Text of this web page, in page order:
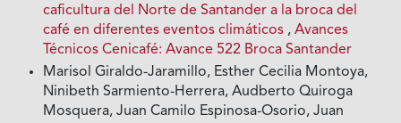
caficultura del Norte de Santander a la broca del
café en diferentes eventos climáticos ,Avances
Técnicos Cenicafé: Avance 522 Broca Santander
Marisol Giraldo-Jaramillo, Esther Cecilia Montoya,
Ninibeth Sarmiento-Herrera, Audberto Quiroga
Mosquera, Juan Camilo Espinosa-Osorio, Juan